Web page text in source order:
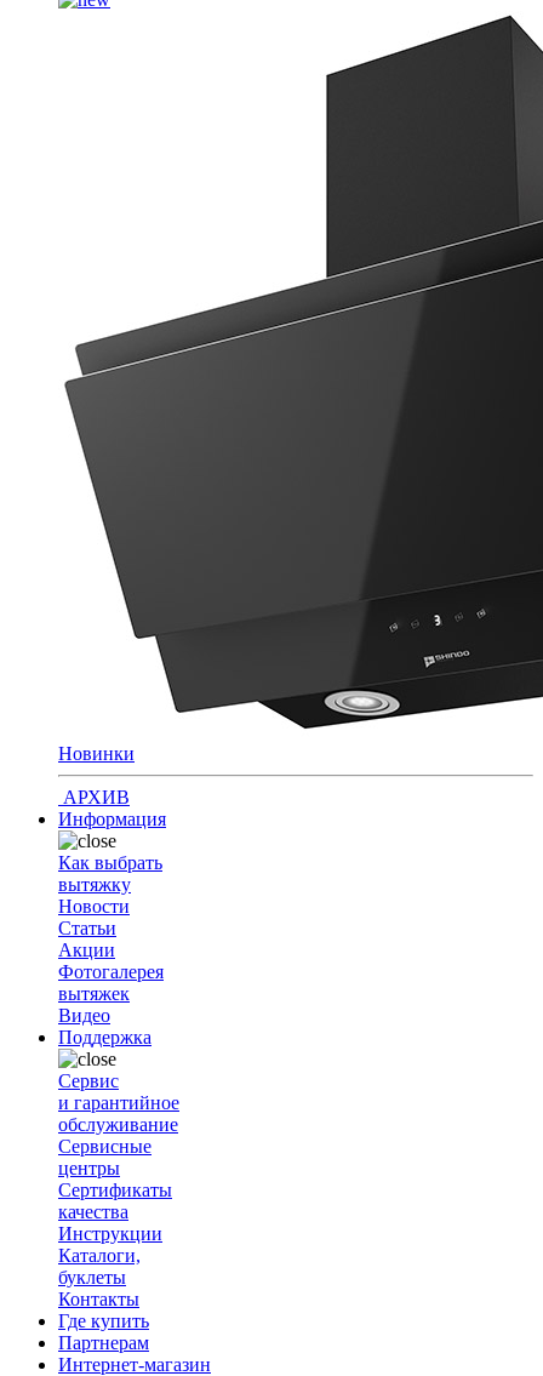
Новинки
АРХИВ
Информация
Как выбрать
вытяжку
Новости
Статьи
Акции
Фотогалерея
вытяжек
Видео
Поддержка
Сервис
и гарантийное
обслуживание
Сервисные
центры
Сертификаты
качества
Инструкции
Каталоги,
буклеты
Контакты
Где купить
Партнерам
Интернет-магазин